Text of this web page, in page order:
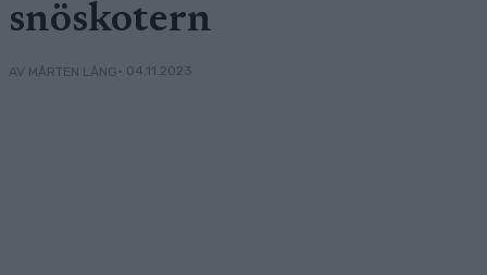
snöskotern
AV MÅRTEN LÅNG• 04.11.2023